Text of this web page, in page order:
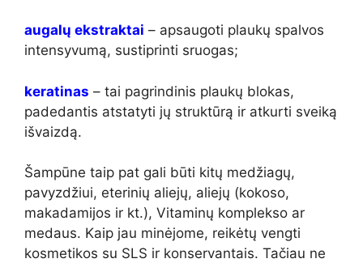
augalų ekstraktai – apsaugoti plaukų spalvos
intensyvumą, sustiprinti sruogas;
keratinas – tai pagrindinis plaukų blokas,
padedantis atstatyti jų struktūrą ir atkurti sveiką
išvaizdą.
Šampūne taip pat gali būti kitų medžiagų,
pavyzdžiui, eterinių aliejų, aliejų (kokoso,
makadamijos ir kt.), Vitaminų komplekso ar
medaus. Kaip jau minėjome, reikėtų vengti
kosmetikos su SLS ir konservantais. Tačiau ne